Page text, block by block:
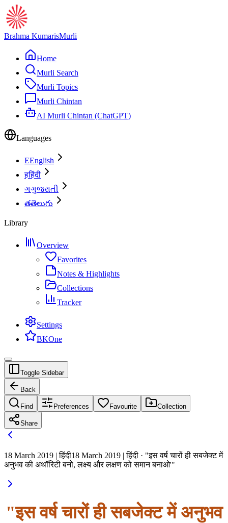
Brahma KumarisMurli
Home
Murli Search
Murli Topics
Murli Chintan
AI Murli Chintan (ChatGPT)
Languages
EEnglish
हहिंदी
ગગુજરાતી
తతెలుగు
Library
Overview
Favorites
Notes & Highlights
Collections
Tracker
Settings
BKOne
Toggle Sidebar
Back
Find Preferences Favourite Collection
Share
18 March 2019 | हिंदी18 March 2019 | हिंदी · "इस वर्ष चारों ही सबजेक्ट में
अनुभव की अथॉरिटी बनो, लक्ष्य और लक्षण को समान बनाओ'"
"इस वर्ष चारों ही सबजेक्ट में अनुभव